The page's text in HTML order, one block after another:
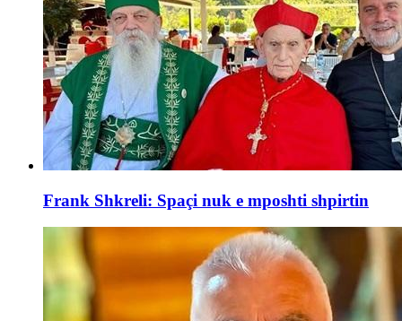
Frank Shkreli: Spaçi nuk e mposhti shpirtin